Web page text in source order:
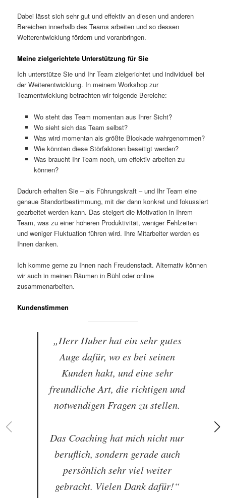
Dabei lässt sich sehr gut und effektiv an diesen und anderen
Bereichen innerhalb des Teams arbeiten und so dessen
Weiterentwicklung fördern und voranbringen.
Meine zielgerichtete Unterstützung für Sie
Ich unterstütze Sie und Ihr Team zielgerichtet und individuell bei
der Weiterentwicklung. In meinem Workshop zur
Teamentwicklung betrachten wir folgende Bereiche:
Wo steht das Team momentan aus Ihrer Sicht?
Wo sieht sich das Team selbst?
Was wird momentan als größte Blockade wahrgenommen?
Wie könnten diese Störfaktoren beseitigt werden?
Was braucht Ihr Team noch, um effektiv arbeiten zu
können?
Dadurch erhalten Sie – als Führungskraft – und Ihr Team eine
genaue Standortbestimmung, mit der dann konkret und fokussiert
gearbeitet werden kann. Das steigert die Motivation in Ihrem
Team, was zu einer höheren Produktivität, weniger Fehlzeiten
und weniger Fluktuation führen wird. Ihre Mitarbeiter werden es
Ihnen danken.
Ich komme gerne zu Ihnen nach Freudenstadt. Alternativ können
wir auch in meinen Räumen in Bühl oder online
zusammenarbeiten.
Kundenstimmen
„Herr Huber hat ein sehr gutes
Auge dafür, wo es bei seinen
Kunden hakt, und eine sehr
freundliche Art, die richtigen und
notwendigen Fragen zu stellen.
Das Coaching hat mich nicht nur
beruflich, sondern gerade auch
persönlich sehr viel weiter
gebracht. Vielen Dank dafür!“